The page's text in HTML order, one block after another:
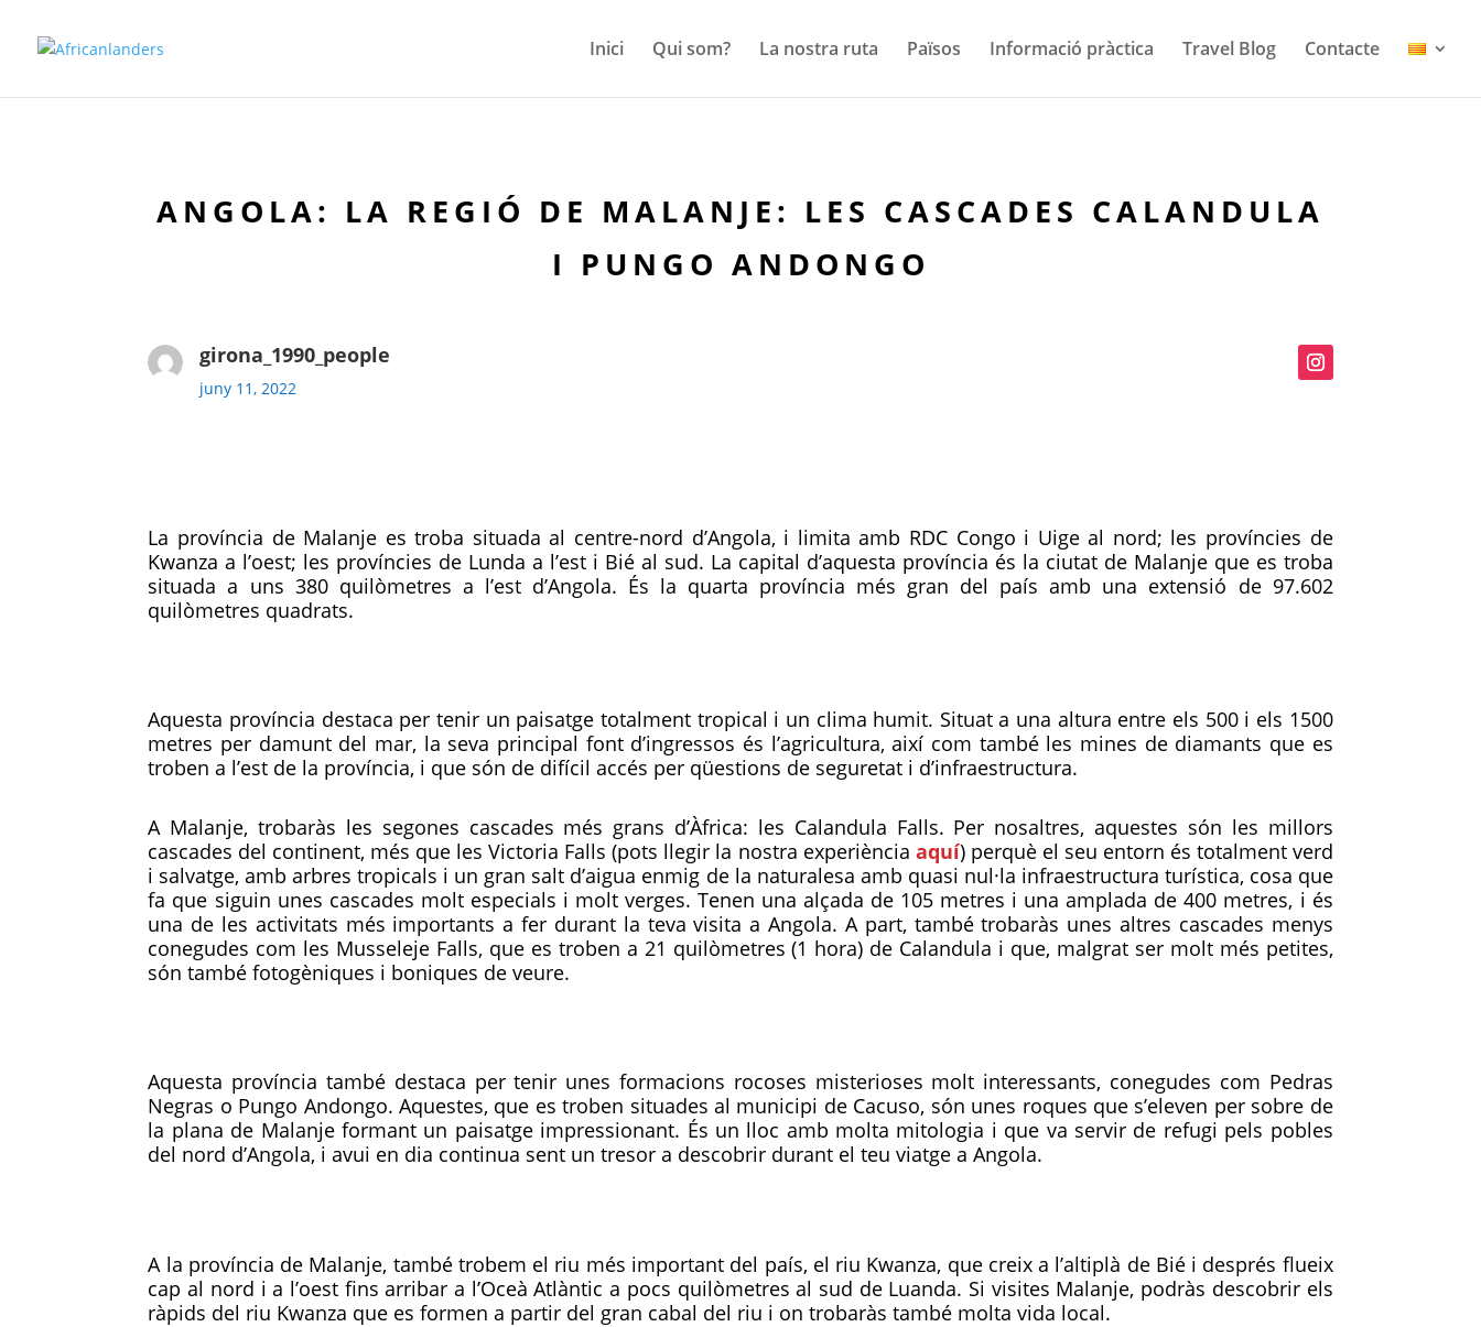
Inici Qui som? La nostra ruta Països Informació pràctica Travel Blog Contacte
ANGOLA: LA REGIÓ DE MALANJE: LES CASCADES CALANDULA
I PUNGO ANDONGO
girona_1990_people
juny 11, 2022
La província de Malanje es troba situada al centre-nord d’Angola, i limita amb RDC Congo i Uige al nord; les províncies de
Kwanza a l’oest; les províncies de Lunda a l’est i Bié al sud. La capital d’aquesta província és la ciutat de Malanje que es troba
situada a uns 380 quilòmetres a l’est d’Angola. És la quarta província més gran del país amb una extensió de 97.602
quilòmetres quadrats.
Aquesta província destaca per tenir un paisatge totalment tropical i un clima humit. Situat a una altura entre els 500 i els 1500
metres per damunt del mar, la seva principal font d’ingressos és l’agricultura, així com també les mines de diamants que es
troben a l’est de la província, i que són de difícil accés per qüestions de seguretat i d’infraestructura.
A Malanje, trobaràs les segones cascades més grans d’Àfrica: les Calandula Falls. Per nosaltres, aquestes són les millors
cascades del continent, més que les Victoria Falls (pots llegir la nostra experiència aquí) perquè el seu entorn és totalment verd
i salvatge, amb arbres tropicals i un gran salt d’aigua enmig de la naturalesa amb quasi nul·la infraestructura turística, cosa que
fa que siguin unes cascades molt especials i molt verges. Tenen una alçada de 105 metres i una amplada de 400 metres, i és
una de les activitats més importants a fer durant la teva visita a Angola. A part, també trobaràs unes altres cascades menys
conegudes com les Musseleje Falls, que es troben a 21 quilòmetres (1 hora) de Calandula i que, malgrat ser molt més petites,
són també fotogèniques i boniques de veure.
Aquesta província també destaca per tenir unes formacions rocoses misterioses molt interessants, conegudes com Pedras
Negras o Pungo Andongo. Aquestes, que es troben situades al municipi de Cacuso, són unes roques que s’eleven per sobre de
la plana de Malanje formant un paisatge impressionant. És un lloc amb molta mitologia i que va servir de refugi pels pobles
del nord d’Angola, i avui en dia continua sent un tresor a descobrir durant el teu viatge a Angola.
A la província de Malanje, també trobem el riu més important del país, el riu Kwanza, que creix a l’altiplà de Bié i després flueix
cap al nord i a l’oest fins arribar a l’Oceà Atlàntic a pocs quilòmetres al sud de Luanda. Si visites Malanje, podràs descobrir els
ràpids del riu Kwanza que es formen a partir del gran cabal del riu i on trobaràs també molta vida local.